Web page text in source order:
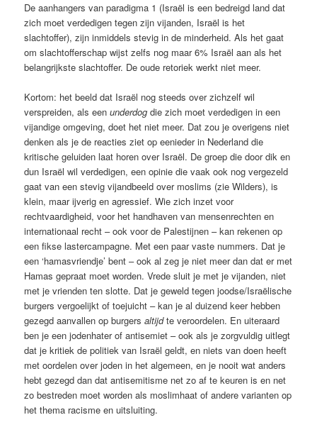
De aanhangers van paradigma 1 (Israël is een bedreigd land dat
zich moet verdedigen tegen zijn vijanden, Israël is het
slachtoffer), zijn inmiddels stevig in de minderheid. Als het gaat
om slachtofferschap wijst zelfs nog maar 6% Israël aan als het
belangrijkste slachtoffer. De oude retoriek werkt niet meer.
Kortom: het beeld dat Israël nog steeds over zichzelf wil
verspreiden, als eenunderdog die zich moet verdedigen in een
vijandige omgeving, doet het niet meer. Dat zou je overigens niet
denken als je de reacties ziet op eenieder in Nederland die
kritische geluiden laat horen over Israël. De groep die door dik en
dun Israël wil verdedigen, een opinie die vaak ook nog vergezeld
gaat van een stevig vijandbeeld over moslims (zie Wilders), is
klein, maar ijverig en agressief. Wie zich inzet voor
rechtvaardigheid, voor het handhaven van mensenrechten en
internationaal recht – ook voor de Palestijnen – kan rekenen op
een fikse lastercampagne. Met een paar vaste nummers. Dat je
een ‘hamasvriendje’ bent – ook al zeg je niet meer dan dat er met
Hamas gepraat moet worden. Vrede sluit je met je vijanden, niet
met je vrienden ten slotte. Dat je geweld tegen joodse/Israëlische
burgers vergoelijkt of toejuicht – kan je al duizend keer hebben
gezegd aanvallen op burgersaltijdte veroordelen. En uiteraard
ben je een jodenhater of antisemiet – ook als je zorgvuldig uitlegt
dat je kritiek de politiek van Israël geldt, en niets van doen heeft
met oordelen over joden in het algemeen, en je nooit wat anders
hebt gezegd dan dat antisemitisme net zo af te keuren is en net
zo bestreden moet worden als moslimhaat of andere varianten op
het thema racisme en uitsluiting.